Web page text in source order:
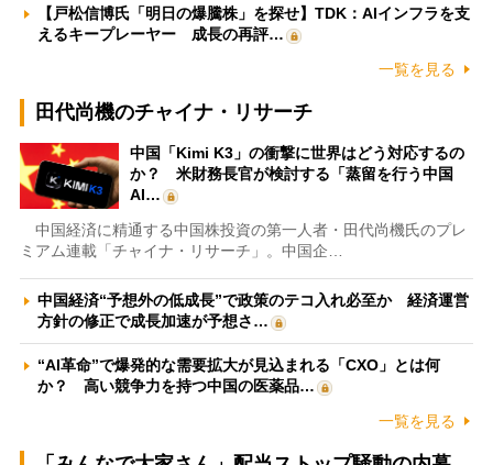
【戸松信博氏「明日の爆騰株」を探せ】TDK：AIインフラを支
えるキープレーヤー 成長の再評…
一覧を見る
田代尚機のチャイナ・リサーチ
中国「Kimi K3」の衝撃に世界はどう対応するの
か？ 米財務長官が検討する「蒸留を行う中国
AI…
中国経済に精通する中国株投資の第一人者・田代尚機氏のプレ
ミアム連載「チャイナ・リサーチ」。中国企…
中国経済“予想外の低成長”で政策のテコ入れ必至か 経済運営
方針の修正で成長加速が予想さ…
“AI革命”で爆発的な需要拡大が見込まれる「CXO」とは何
か？ 高い競争力を持つ中国の医薬品…
一覧を見る